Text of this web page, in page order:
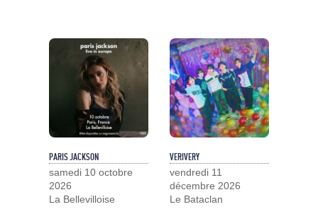
PARIS JACKSON
samedi 10 octobre
2026
La Bellevilloise
VERIVERY
vendredi 11
décembre 2026
Le Bataclan